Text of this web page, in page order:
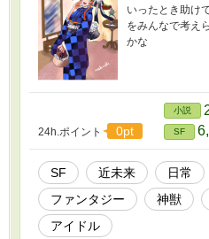
いったとき助け
をみんなで考え
かな
24h.ポイント 0pt
小説
SF
SF 近未来 日常
ファンタジー
神獣
アイドル